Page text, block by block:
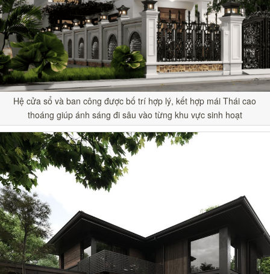
Hệ cửa sổ và ban công được bố trí hợp lý, kết hợp mái Thái cao
thoáng giúp ánh sáng đi sâu vào từng khu vực sinh hoạt